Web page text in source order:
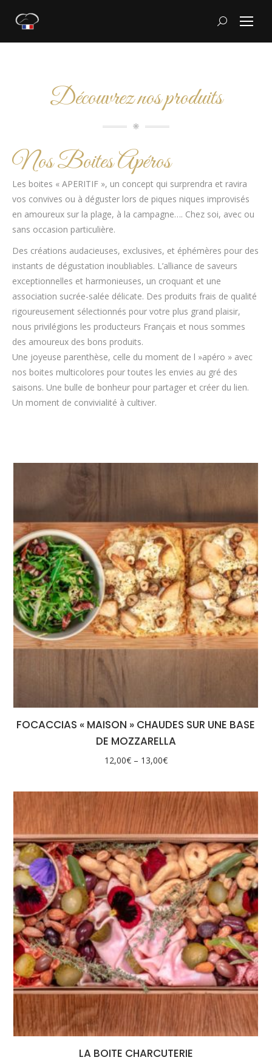
Recherche
Découvrez nos produits
Nos Boites Apéros
Les boites « APERITIF », un concept qui surprendra et ravira
vos convives ou à déguster lors de piques niques improvisés
en amoureux sur la plage, à la campagne…. Chez soi, avec ou
sans occasion particulière.
Des créations audacieuses, exclusives, et éphémères pour des
instants de dégustation inoubliables. L’alliance de saveurs
exceptionnelles et harmonieuses, un croquant et une
association sucrée-salée délicate. Des produits frais de qualité
rigoureusement sélectionnés pour votre plus grand plaisir,
nous privilégions les producteurs Français et nous sommes
des amoureux des bons produits.
Une joyeuse parenthèse, celle du moment de l »apéro » avec
nos boites multicolores pour toutes les envies au gré des
saisons. Une bulle de bonheur pour partager et créer du lien.
Un moment de convivialité à cultiver.
FOCACCIAS « MAISON » CHAUDES SUR UNE BASE
DE MOZZARELLA
12,00€– 13,00€
LA BOITE CHARCUTERIE